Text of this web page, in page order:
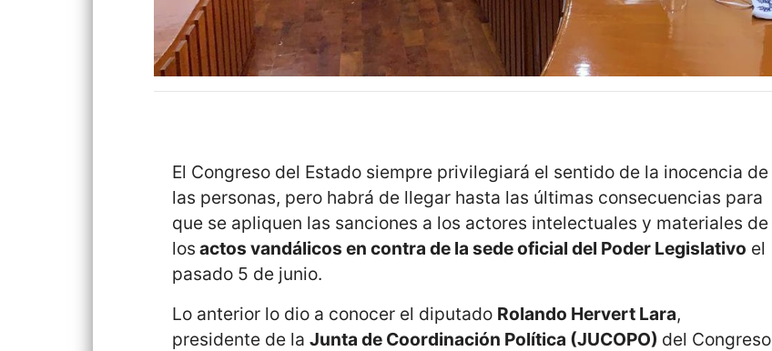
El Congreso del Estado siempre privilegiará el sentido de la inocencia de
las personas, pero habrá de llegar hasta las últimas consecuencias para
que se apliquen las sanciones a los actores intelectuales y materiales de
los actos vandálicos en contra de la sede oficial del Poder Legislativo el
pasado 5 de junio.
Lo anterior lo dio a conocer el diputado Rolando Hervert Lara,
presidente de laJunta de Coordinación Política (JUCOPO) del Congreso